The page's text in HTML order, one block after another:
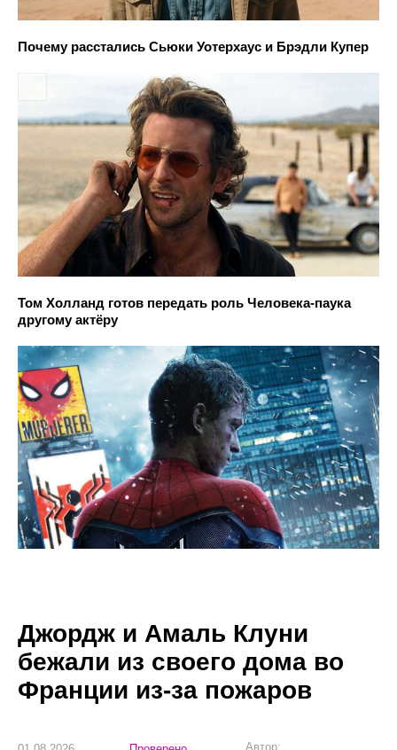
Почему расстались Сьюки Уотерхаус и Брэдли Купер
Том Холланд готов передать роль Человека-паука
другому актёру
Джордж и Амаль Клуни
бежали из своего дома во
Франции из-за пожаров
Автор: